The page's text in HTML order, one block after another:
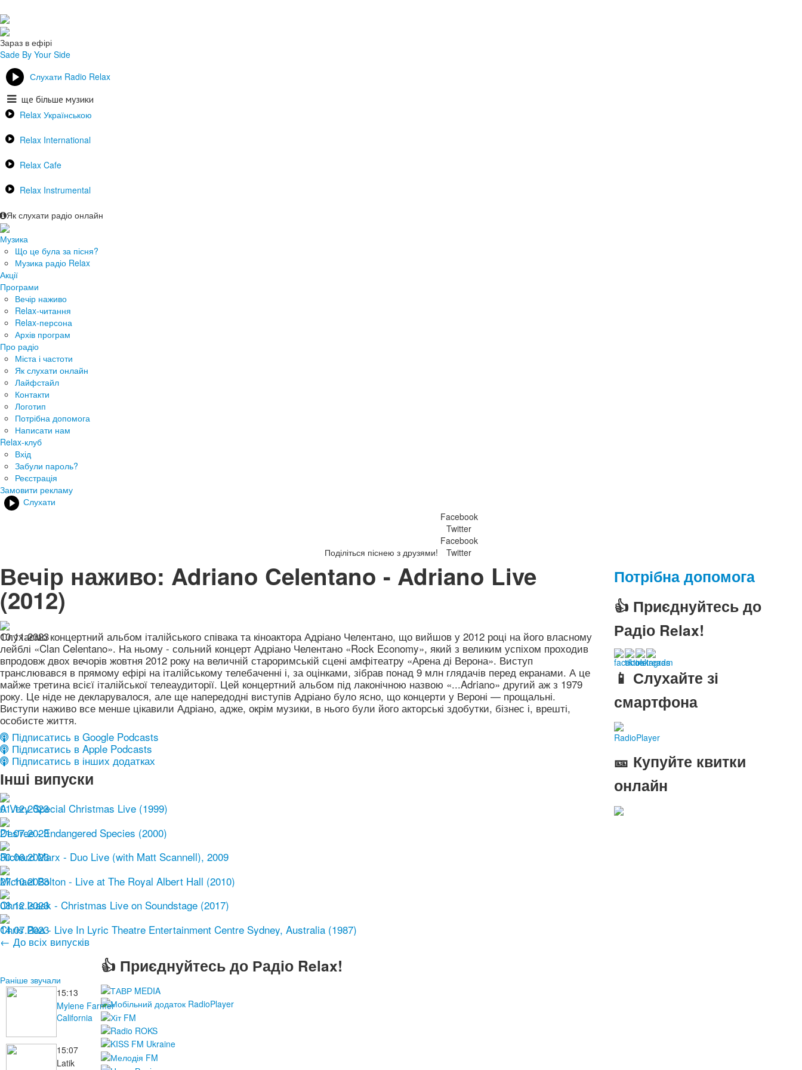
Зараз в ефірі
Sade By Your Side
Раніше звучали
15:13
Mylene Farmer
California
15:07
Latik
Слухати Radio Relax
ще більше музики
Relax Українською
Relax International
Relax Cafe
Relax Instrumental
Як слухати радіо онлайн
Музика
Що це була за пісня?
Музика радіо Relax
Акції
Програми
Вечір наживо
Relax-читання
Relax-персона
Архів програм
Про радіо
Міста і частоти
Як слухати онлайн
Лайфстайл
Контакти
Логотип
Потрібна допомога
Написати нам
Relax-клуб
Вхід
Забули пароль?
Реєстрація
Замовити рекламу
Слухати
Поділіться піснею з друзями!
Facebook
Twitter
Facebook
Twitter
Вечір наживо: Adriano Celentano - Adriano Live
(2012)
10.11.2023
Слухаємо концертний альбом італійського співака та кіноактора Адріано Челентано, що вийшов у 2012 році на його власному
лейблі «Clan Celentano». На ньому - сольний концерт Адріано Челентано «Rock Economy», який з великим успіхом проходив
впродовж двох вечорів жовтня 2012 року на величній староримській сцені амфітеатру «Арена ді Верона». Виступ
транслювався в прямому ефірі на італійському телебаченні і, за оцінками, зібрав понад 9 млн глядачів перед екранами. А це
майже третина всієї італійської телеаудиторії. Цей концертний альбом під лаконічною назвою «...Adriano» другий аж з 1979
року. Це ніде не декларувалося, але ще напередодні виступів Адріано було ясно, що концерти у Вероні — прощальні.
Виступи наживо все менше цікавили Адріано, адже, окрім музики, в нього були його акторські здобутки, бізнес і, врешті,
особисте життя.
Підписатись в Google Podcasts
Підписатись в Apple Podcasts
Підписатись в інших додатках
Інші випуски
01.12.2023
A Very Special Christmas Live (1999)
21.07.2023
Des'ree - Endangered Species (2000)
30.06.2023
Richard Marx - Duo Live (with Matt Scannell), 2009
27.10.2023
Michael Bolton - Live at The Royal Albert Hall (2010)
08.12.2023
Chris Isaak - Christmas Live on Soundstage (2017)
14.07.2023
Chris Rea - Live In Lyric Theatre Entertainment Centre Sydney, Australia (1987)
← До всіх випусків
Потрібна допомога
👍 Приєднуйтесь до
Радіо Relax!
📱 Слухайте зі
смартфона
RadioPlayer
🎫 Купуйте квитки
онлайн
👍 Приєднуйтесь до Радіо Relax!